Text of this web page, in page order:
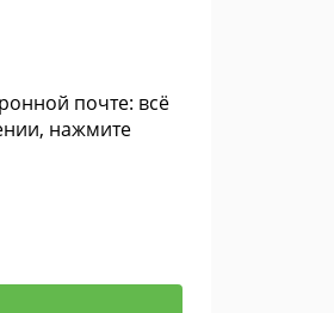
почте: всё
нажмите